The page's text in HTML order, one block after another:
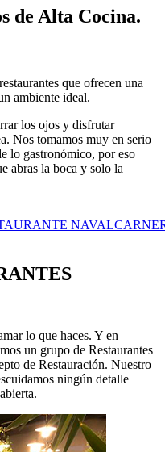
de Alta Cocina.
que ofrecen una
ambiente ideal.
los ojos y disfrutar
Nos tomamos muy en serio
lo gastronómico, por eso
abras la boca y solo la
lo que haces. Y en
un grupo de Restaurantes
de Restauración. Nuestro
ningún detalle